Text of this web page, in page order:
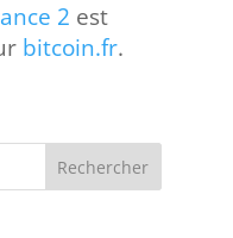
2 est
bitcoin.fr.